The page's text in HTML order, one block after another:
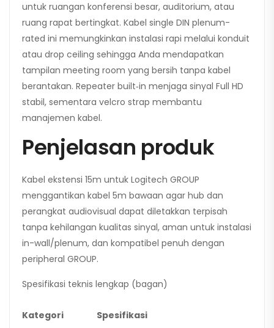
untuk ruangan konferensi besar, auditorium, atau
ruang rapat bertingkat. Kabel single DIN plenum-
rated ini memungkinkan instalasi rapi melalui konduit
atau drop ceiling sehingga Anda mendapatkan
tampilan meeting room yang bersih tanpa kabel
berantakan. Repeater built‑in menjaga sinyal Full HD
stabil, sementara velcro strap membantu
manajemen kabel.
Penjelasan produk
Kabel ekstensi 15m untuk Logitech GROUP
menggantikan kabel 5m bawaan agar hub dan
perangkat audiovisual dapat diletakkan terpisah
tanpa kehilangan kualitas sinyal, aman untuk instalasi
in-wall/plenum, dan kompatibel penuh dengan
peripheral GROUP.
Spesifikasi teknis lengkap (bagan)
Kategori Spesifikasi